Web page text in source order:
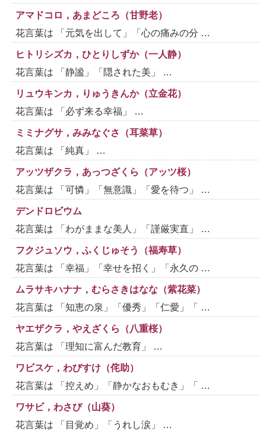
アマドコロ，あまどころ（甘野老）
花言葉は 「元気を出して」「心の痛みの分 …
ヒトリシズカ，ひとりしずか（一人静）
花言葉は 「静謐」「隠された美」 …
リュウキンカ，りゅうきんか（立金花）
花言葉は 「必ず来る幸福」 …
ミミナグサ，みみなぐさ（耳菜草）
花言葉は 「純真」 …
アッツザクラ，あっつざくら（アッツ桜）
花言葉は 「可憐」「無意識」「愛を待つ」 …
デンドロビウム
花言葉は 「わがままな美人」「謹厳実直」 …
フクジュソウ，ふくじゅそう（福寿草）
花言葉は 「幸福」「幸せを招く」「永久の …
ムラサキハナナ，むらさきはなな（紫花菜）
花言葉は 「知恵の泉」「優秀」「仁愛」「 …
ヤエザクラ，やえざくら（八重桜）
花言葉は 「理知に富んだ教育」 …
ワビスケ，わびすけ（侘助）
花言葉は 「控えめ」「静かなおもむき」「 …
ワサビ，わさび（山葵）
花言葉は 「目覚め」「うれし涙」 …